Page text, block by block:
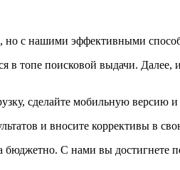
с нашими эффективными
топе поисковой выдачи. Далее,
сделайте мобильную версию
и вносите коррективы в
С нами вы достигнете